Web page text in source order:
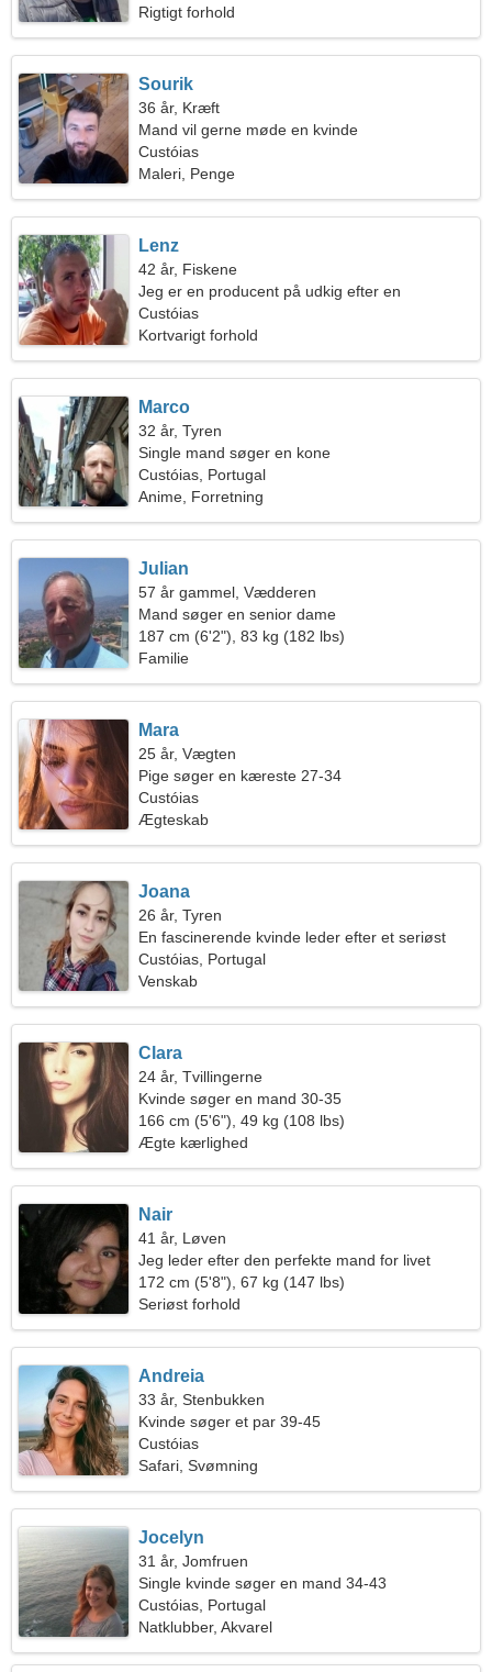
Rigtigt forhold
Sourik
36 år, Kræft
Mand vil gerne møde en kvinde
Custóias
Maleri, Penge
Lenz
42 år, Fiskene
Jeg er en producent på udkig efter en
vidunderlig kvinde
Custóias
Kortvarigt forhold
Marco
32 år, Tyren
Single mand søger en kone
Custóias, Portugal
Anime, Forretning
Julian
57 år gammel, Vædderen
Mand søger en senior dame
187 cm (6'2"), 83 kg (182 lbs)
Familie
Mara
25 år, Vægten
Pige søger en kæreste 27-34
Custóias
Ægteskab
Joana
26 år, Tyren
En fascinerende kvinde leder efter et seriøst
forhold
Custóias, Portugal
Venskab
Clara
24 år, Tvillingerne
Kvinde søger en mand 30-35
166 cm (5'6"), 49 kg (108 lbs)
Ægte kærlighed
Nair
41 år, Løven
Jeg leder efter den perfekte mand for livet
172 cm (5'8"), 67 kg (147 lbs)
Seriøst forhold
Andreia
33 år, Stenbukken
Kvinde søger et par 39-45
Custóias
Safari, Svømning
Jocelyn
31 år, Jomfruen
Single kvinde søger en mand 34-43
Custóias, Portugal
Natklubber, Akvarel